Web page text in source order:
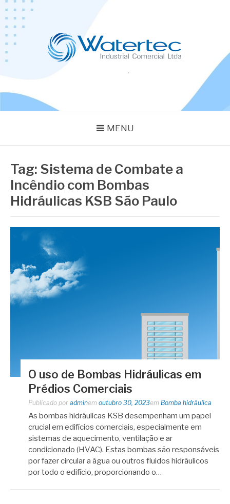
Pular
para
conteúdo
MENU
Tag: Sistema de Combate a
Incêndio com Bombas
Hidráulicas KSB São Paulo
O uso de Bombas Hidráulicas em
Prédios Comerciais
Publicado por adminem outubro 30, 2023em Bomba hidráulica
As bombas hidráulicas KSB desempenham um papel
crucial em edifícios comerciais, especialmente em
sistemas de aquecimento, ventilação e ar
condicionado (HVAC). Estas bombas são responsáveis
​​por fazer circular a água ou outros fluidos hidráulicos
por todo o edifício, proporcionando o…